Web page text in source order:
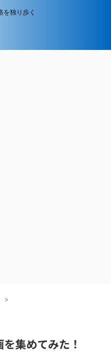
独り歩く
>
集めてみた！